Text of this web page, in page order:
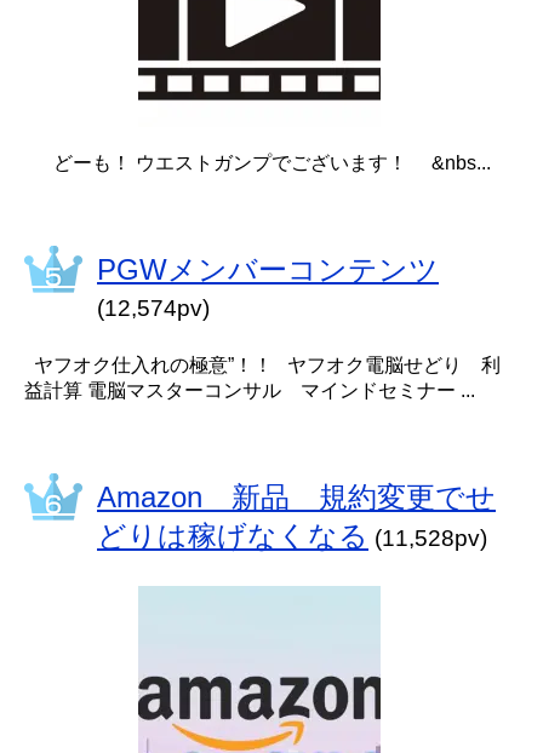
どーも！ ウエストガンプでございます！ &nbs...
PGWメンバーコンテンツ
(12,574pv)
ヤフオク仕入れの極意”！！ ヤフオク電脳せどり 利
益計算 電脳マスターコンサル マインドセミナー ...
Amazon 新品 規約変更でせ
どりは稼げなくなる (11,528pv)